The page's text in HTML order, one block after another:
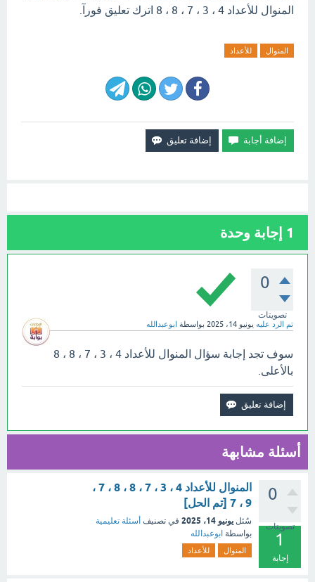
المنوال للأعداد 4 ، 3 ، 7 ، 8 ، 8 اترك تعليق فورآ.
المنوال للأعداد
1 إجابة وحدة
0
تصويتات
تم الرد عليه يونيو 14، 2025 بواسطة ابوعبدالله
سوف تجد إجابة سؤال المنوال للأعداد 4 ، 3 ، 7 ، 8 ، 8
بالأعلى.
أسئلة مشابهة
0
تصويتات
1
إجابة
المنوال للأعداد 4 ، 3 ، 7 ، 8 ، 8 ، 7 ،
9 ، 7 [تم الحل]
سُئل يونيو 14، 2025 في تصنيف أسئلة تعليمية
بواسطة ابوعبدالله
المنوال للأعداد